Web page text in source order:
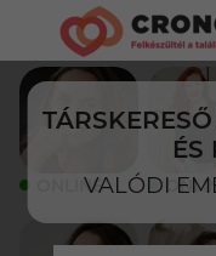
ÉS
VALÓDI
ONLINE